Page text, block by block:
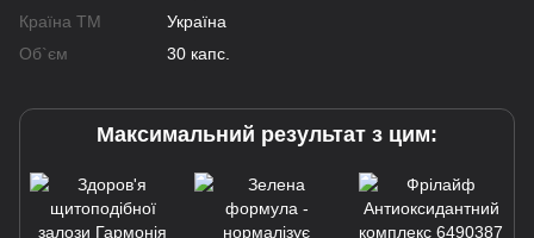
Країна ТМ
Україна
Об`єм
30 капс.
Максимальний результат з цим: